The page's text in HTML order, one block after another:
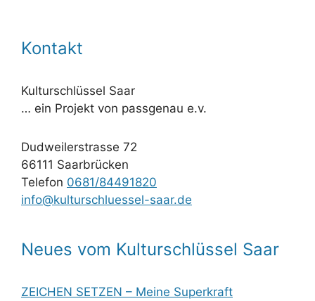
Kontakt
Kulturschlüssel Saar
… ein Projekt von passgenau e.v.
Dudweilerstrasse 72
66111 Saarbrücken
Telefon 0681/84491820
info@kulturschluessel-saar.de
Neues vom Kulturschlüssel Saar
ZEICHEN SETZEN – Meine Superkraft